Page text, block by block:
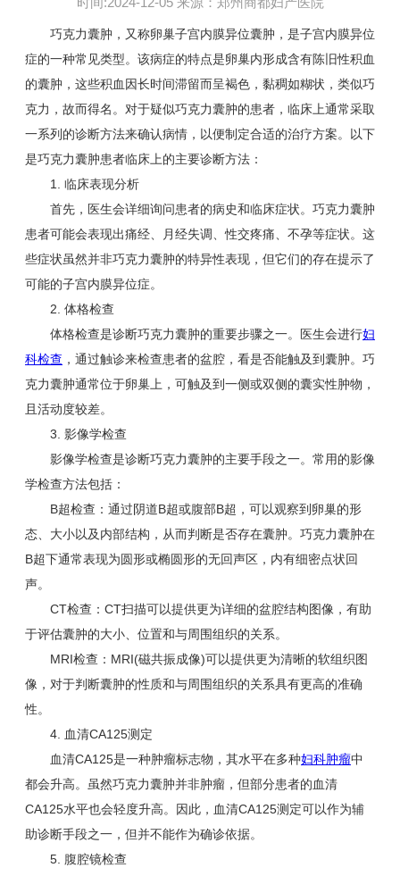
巧克力囊肿，又称卵巢子宫内膜异位囊肿，是子宫内膜异位
症的一种常见类型。该病症的特点是卵巢内形成含有陈旧性积血
的囊肿，这些积血因长时间滞留而呈褐色，黏稠如糊状，类似巧
克力，故而得名。对于疑似巧克力囊肿的患者，临床上通常采取
一系列的诊断方法来确认病情，以便制定合适的治疗方案。以下
是巧克力囊肿患者临床上的主要诊断方法：
1. 临床表现分析
首先，医生会详细询问患者的病史和临床症状。巧克力囊肿
患者可能会表现出痛经、月经失调、性交疼痛、不孕等症状。这
些症状虽然并非巧克力囊肿的特异性表现，但它们的存在提示了
可能的子宫内膜异位症。
2. 体格检查
体格检查是诊断巧克力囊肿的重要步骤之一。医生会进行妇
科检查 ，通过触诊来检查患者的盆腔，看是否能触及到囊肿。巧
克力囊肿通常位于卵巢上，可触及到一侧或双侧的囊实性肿物，
且活动度较差。
3. 影像学检查
影像学检查是诊断巧克力囊肿的主要手段之一。常用的影像
学检查方法包括：
B超检查：通过阴道B超或腹部B超，可以观察到卵巢的形
态、大小以及内部结构，从而判断是否存在囊肿。巧克力囊肿在
B超下通常表现为圆形或椭圆形的无回声区，内有细密点状回
声。
CT检查：CT扫描可以提供更为详细的盆腔结构图像，有助
于评估囊肿的大小、位置和与周围组织的关系。
MRI检查：MRI(磁共振成像)可以提供更为清晰的软组织图
像，对于判断囊肿的性质和与周围组织的关系具有更高的准确
性。
4. 血清CA125测定
血清CA125是一种肿瘤标志物，其水平在多种妇科肿瘤中
都会升高。虽然巧克力囊肿并非肿瘤，但部分患者的血清
CA125水平也会轻度升高。因此，血清CA125测定可以作为辅
助诊断手段之一，但并不能作为确诊依据。
5. 腹腔镜检查